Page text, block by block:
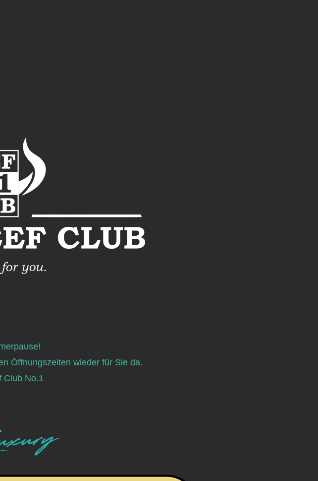
Öffnungszeiten wieder für Sie da.
Club No.1